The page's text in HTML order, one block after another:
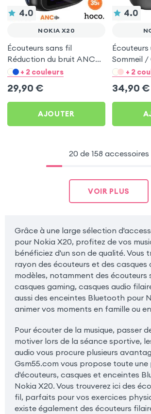
4.0
NOKIA X20
Écouteurs sans fil
Réduction du bruit ANC
ENC - Hoco Noir pour
+ 2 couleurs
29,90 €
AJOUTER
4.0
Sommeil
pour+ 2
34,90 €
20 de 158 accessoires
VOIR PLUS
Grâce à une large sélection
pour Nokia X20, profitez de vos
bénéficiez d'un son de qualité. Vous
rayon des écouteurs et des casques
modèles, notamment des écouteurs
casques gaming, casques audio
aussi des enceintes Bluetooth pour
animer vos moments en famille ou
Pour écouter de la musique, passer
motiver lors de la séance sportive,
audio vous procure plusieurs
Gsm55.com vous propose toute
d'écouteurs, casques et enceintes
Nokia X20. Vous trouverez ici des
fil, parfaits pour vos exercices
existe également des écouteurs